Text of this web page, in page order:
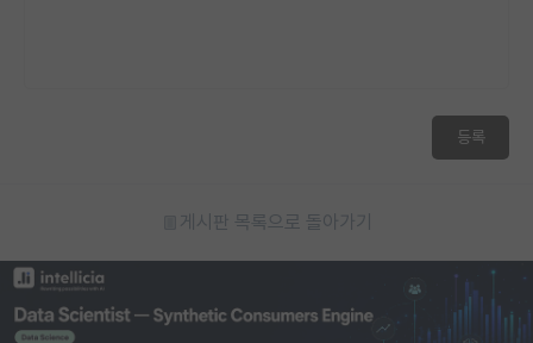
등록
게시판 목록으로 돌아가기